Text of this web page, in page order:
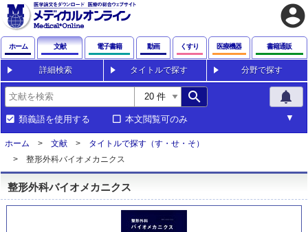
account_circle
ホーム 文献 電子書籍 動画 くすり 医療機器 書籍通販
詳細検索 タイトルで探す 分野で探す
search notifications
類義語を使用する 本文閲覧可のみ
ホーム 文献
タイトルで探す（す・せ・そ）
整形外科バイオメカニクス
整形外科バイオメカニクス